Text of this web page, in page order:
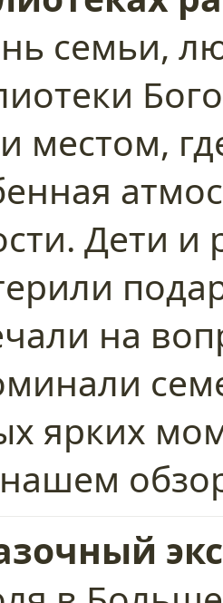
семьи,
местом,
Дети и
на
ярких